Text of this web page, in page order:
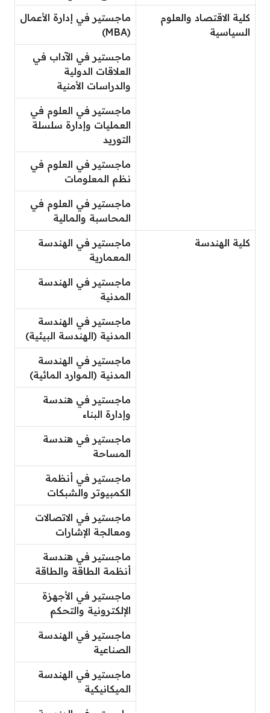
كلية الاقتصاد والعلوم
السياسية
ماجستير في إدارة الأعمال
(MBA)
ماجستير في الآداب في
العلاقات الدولية
والدراسات الأمنية
ماجستير في العلوم في
العمليات وإدارة سلسلة
التوريد
ماجستير في العلوم في
نظم المعلومات
ماجستير في العلوم في
المحاسبة والمالية
كلية الهندسة
ماجستير في الهندسة
المعمارية
ماجستير في الهندسة
المدنية
ماجستير في الهندسة
المدنية (الهندسة البيئية)
ماجستير في الهندسة
المدنية (الموارد المائية)
ماجستير في هندسة
وإدارة البناء
ماجستير في هندسة
المساحة
ماجستير في أنظمة
الكمبيوتر والشبكات
ماجستير في الاتصالات
ومعالجة الإشارات
ماجستير في هندسة
أنظمة الطاقة والطاقة
ماجستير في الأجهزة
الإلكترونية والتحكم
ماجستير في الهندسة
الصناعية
ماجستير في الهندسة
الميكانيكية